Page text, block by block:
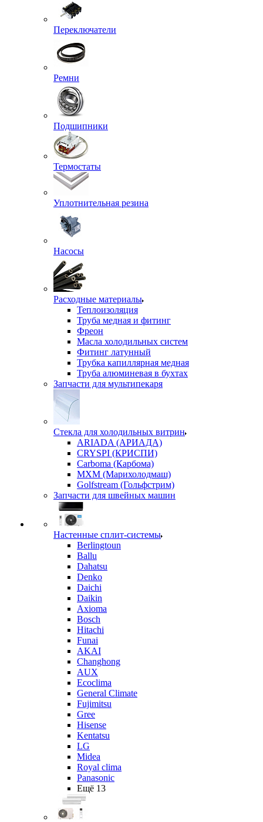
Переключатели
Ремни
Подшипники
Термостаты
Уплотнительная резина
Насосы
Расходные материалы
Теплоизоляция
Труба медная и фитинг
Фреон
Масла холодильных систем
Фитинг латунный
Трубка капиллярная медная
Труба алюминевая в бухтах
Запчасти для мультипекаря
Стекла для холодильных витрин
ARIADA (АРИАДА)
CRYSPI (КРИСПИ)
Carboma (Карбома)
MXM (Марихолодмаш)
Golfstream (Гольфстрим)
Запчасти для швейных машин
Настенные сплит-системы
Berlingtoun
Ballu
Dahatsu
Denko
Daichi
Daikin
Axioma
Bosch
Hitachi
Funai
AKAI
Changhong
AUX
Ecoclima
General Climate
Fujimitsu
Gree
Hisense
Kentatsu
LG
Midea
Royal clima
Panasonic
Ещё 13